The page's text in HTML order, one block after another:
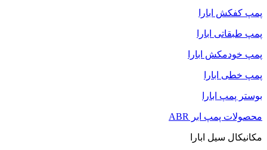
پمپ کفکش ابارا
پمپ طبقاتی ابارا
پمپ خودمکش ابارا
پمپ خطی ابارا
بوستر پمپ ابارا
محصولات پمپ ابر ABR
مکانیکال سیل ابارا